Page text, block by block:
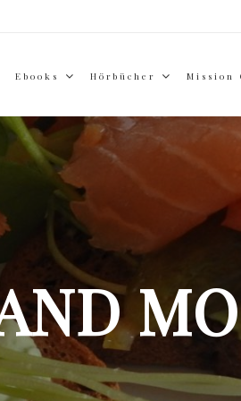
Ebooks Hörbücher Mission